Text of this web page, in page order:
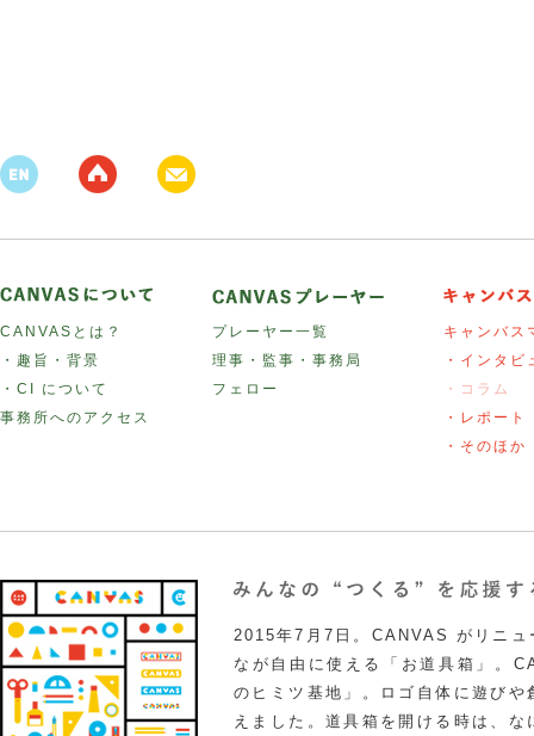
CANVASとは？
・趣旨・背景
・CI について
事務所へのアクセス
プレーヤー一覧
理事・監事・事務局
フェロー
キャンバス
・インタビ
・コラム
・レポート
・そのほか
2015年7月7日。CANVAS がリニュ
なが自由に使える「お道具箱」。
のヒミツ基地」。ロゴ自体に遊び
えました。道具箱を開ける時は、